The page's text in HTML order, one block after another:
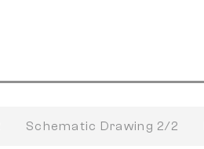
Schematic Drawing 2/2